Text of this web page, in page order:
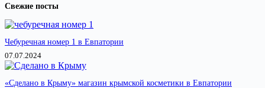
Свежие посты
Чебуречная номер 1 в Евпатории
07.07.2024
«Сделано в Крыму» магазин крымской косметики в Евпатории